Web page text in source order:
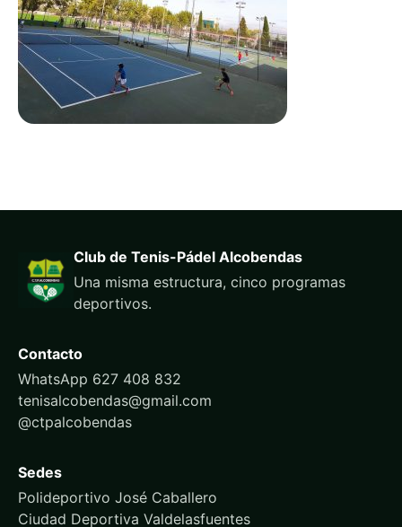
Club de Tenis-Pádel Alcobendas
Una misma estructura, cinco programas
deportivos.
Contacto
WhatsApp 627 408 832
tenisalcobendas@gmail.com
@ctpalcobendas
Sedes
Polideportivo José Caballero
Ciudad Deportiva Valdelasfuentes